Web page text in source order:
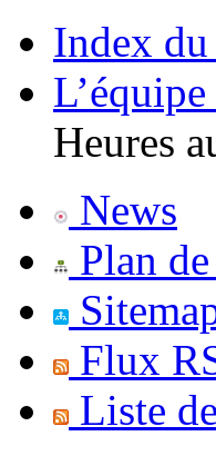
Index
Heures
News
Plan
Flux
Liste